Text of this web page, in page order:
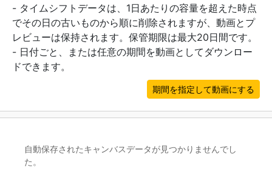
- タイムシフトデータは、1日あたりの容量を超えた時点
でその日の古いものから順に削除されますが、動画とプ
レビューは保持されます。保管期限は最大20日間です。
- 日付ごと、または任意の期間を動画としてダウンロー
ドできます。
期間を指定して動画にする
自動保存されたキャンバスデータが見つかりませんでし
た。